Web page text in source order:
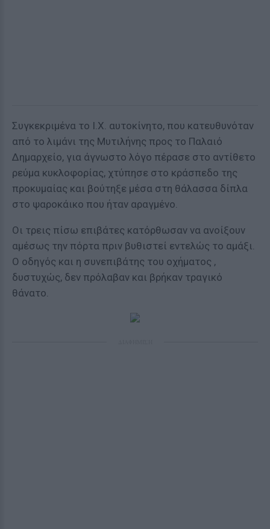
Συγκεκριμένα το Ι.Χ. αυτοκίνητο, που κατευθυνόταν
από το λιμάνι της Μυτιλήνης προς το Παλαιό
Δημαρχείο, για άγνωστο λόγο πέρασε στο αντίθετο
ρεύμα κυκλοφορίας, χτύπησε στο κράσπεδο της
προκυμαίας και βούτηξε μέσα στη θάλασσα δίπλα
στο ψαροκάικο που ήταν αραγμένο.
Οι τρεις πίσω επιβάτες κατόρθωσαν να ανοίξουν
αμέσως την πόρτα πριν βυθιστεί εντελώς το αμάξι.
Ο οδηγός και η συνεπιβάτης του οχήματος ,
δυστυχώς, δεν πρόλαβαν και βρήκαν τραγικό
θάνατο.